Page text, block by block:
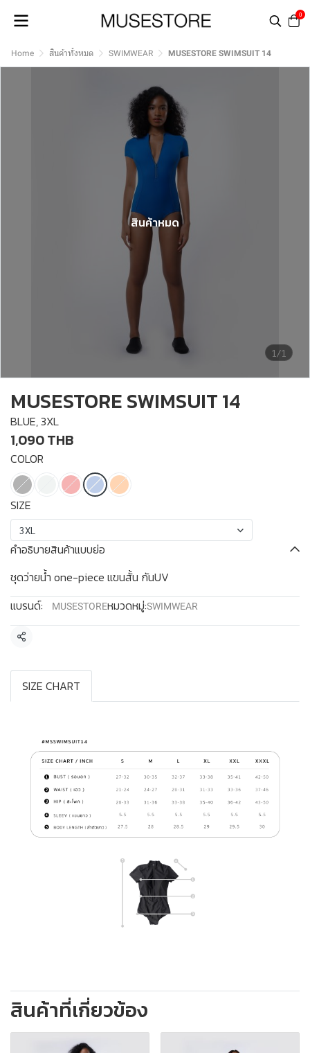
0
Home สินค้าทั้งหมด SWIMWEAR MUSESTORE SWIMSUIT 14
1/1
สินค้าหมด
MUSESTORE SWIMSUIT 14
BLUE, 3XL
1,090 THB
COLOR
SIZE
3XL
คำอธิบายสินค้าแบบย่อ
ชุดว่ายน้ำ one-piece แขนสั้น กันUV
แบรนด์:
MUSESTOREหมวดหมู่:SWIMWEAR
แชร์
SIZE CHART
สินค้าที่เกี่ยวข้อง